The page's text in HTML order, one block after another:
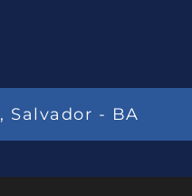
Salvador - BA